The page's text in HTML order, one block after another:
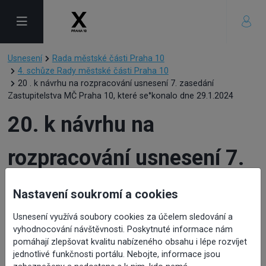
Usnesení
Rada městské části Praha 10
4. schůze Rady městské části Praha 10
20 . k návrhu na rozpracování usnesení 7. zasedání
Zastupitelstva MČ Praha 10, které se°konalo dne 29.1.2024
20. k návrhu na
rozpracování usnesení 7.
zasedání Zastupitelstva
MČ Praha 10, které
se°konalo dne 29.1.2024
Nastavení soukromí a cookies
Usnesení využívá soubory cookies za účelem sledování a
vyhodnocování návštěvnosti. Poskytnuté informace nám
pomáhají zlepšovat kvalitu nabízeného obsahu i lépe rozvíjet
jednotlivé funkčnosti portálu. Nebojte, informace jsou